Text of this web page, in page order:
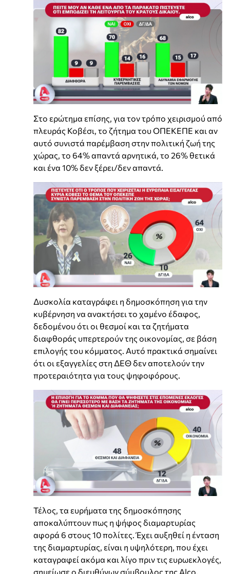
Στο ερώτημα επίσης, για τον τρόπο χειρισμού από
πλευράς Κοβέσι, το ζήτημα του ΟΠΕΚΕΠΕ και αν
αυτό συνιστά παρέμβαση στην πολιτική ζωή της
χώρας, το 64% απαντά αρνητικά, το 26% θετικά
και ένα 10% δεν ξέρει/δεν απαντά.
Δυσκολία καταγράφει η δημοσκόπηση για την
κυβέρνηση να ανακτήσει το χαμένο έδαφος,
δεδομένου ότι οι θεσμοί και τα ζητήματα
διαφθοράς υπερτερούν της οικονομίας, σε βάση
επιλογής του κόμματος. Αυτό πρακτικά σημαίνει
ότι οι εξαγγελίες στη ΔΕΘ δεν αποτελούν την
προτεραιότητα για τους ψηφοφόρους.
Τέλος, τα ευρήματα της δημοσκόπησης
αποκαλύπτουν πως η ψήφος διαμαρτυρίας
αφορά 6 στους 10 πολίτες. Έχει αυξηθεί η ένταση
της διαμαρτυρίας, είναι η υψηλότερη, που έχει
καταγραφεί ακόμα και λίγο πριν τις ευρωεκλογές,
σημείωσε ο διευθύνων σύμβουλος της Alco,